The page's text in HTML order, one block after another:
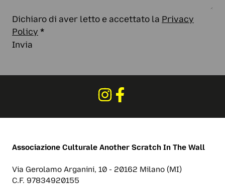
Dichiaro di aver letto e accettato la Privacy
Policy *
Invia
Associazione Culturale Another Scratch In The Wall
Via Gerolamo Arganini, 10 - 20162 Milano (MI)
C.F. 97834920155